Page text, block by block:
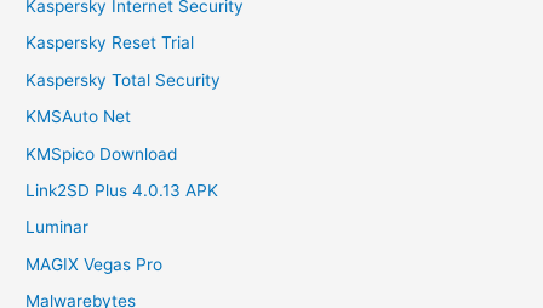
Kaspersky Internet Security
Kaspersky Reset Trial
Kaspersky Total Security
KMSAuto Net
KMSpico Download
Link2SD Plus 4.0.13 APK
Luminar
MAGIX Vegas Pro
Malwarebytes